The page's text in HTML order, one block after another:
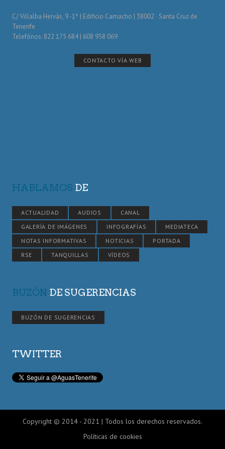
C/ Villalba Hervás, 9 -1º | Edificio Camacho | 38002 · Santa Cruz de
Tenerife
Telefónos: 822 175 684 | 608 958 069
CONTACTO VÍA WEB
HABLAMOS DE
ACTUALIDAD AUDIOS
CANAL
GALERÍA DE IMÁGENES
INFOGRAFÍAS
MEDIATECA
NOTAS INFORMATIVAS
NOTICIAS
PORTADA
RSE
TANQUILLAS VÍDEOS
BUZÓN DE SUGERENCIAS
BUZÓN DE SUGERENCIAS
TWITTER
Copyright © 2014 - 2021 | Todos los derechos reservados.
Políticas de cookies